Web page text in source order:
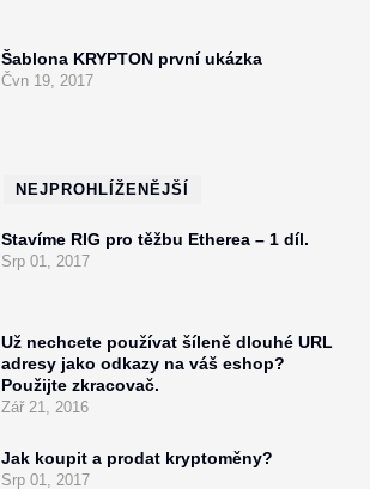
Šablona KRYPTON první ukázka
Čvn 19, 2017
NEJPROHLÍŽENĚJŠÍ
Stavíme RIG pro těžbu Etherea – 1 díl.
Srp 01, 2017
Už nechcete používat šíleně dlouhé URL
adresy jako odkazy na váš eshop?
Použijte zkracovač.
Zář 21, 2016
Jak koupit a prodat kryptoměny?
Srp 01, 2017